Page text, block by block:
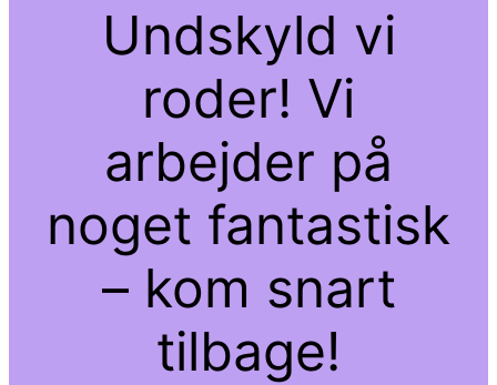
Undskyld vi
roder! Vi
arbejder på
noget fantastisk
– kom snart
tilbage!